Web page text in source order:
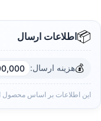
📦اطلاعات ارسال
💰هزینه ارسال: 690,000
این اطلاعات بر اساس محصول